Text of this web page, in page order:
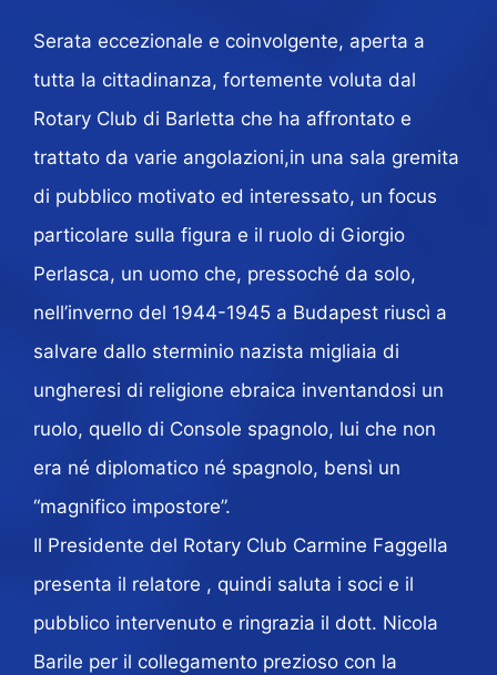
Serata eccezionale e coinvolgente, aperta a
tutta la cittadinanza, fortemente voluta dal
Rotary Club di Barletta che ha affrontato e
trattato da varie angolazioni,in una sala gremita
di pubblico motivato ed interessato, un focus
particolare sulla figura e il ruolo di Giorgio
Perlasca, un uomo che, pressoché da solo,
nell’inverno del 1944-1945 a Budapest riuscì a
salvare dallo sterminio nazista migliaia di
ungheresi di religione ebraica inventandosi un
ruolo, quello di Console spagnolo, lui che non
era né diplomatico né spagnolo, bensì un
“magnifico impostore”.
Il Presidente del Rotary Club Carmine Faggella
presenta il relatore , quindi saluta i soci e il
pubblico intervenuto e ringrazia il dott. Nicola
Barile per il collegamento prezioso con la